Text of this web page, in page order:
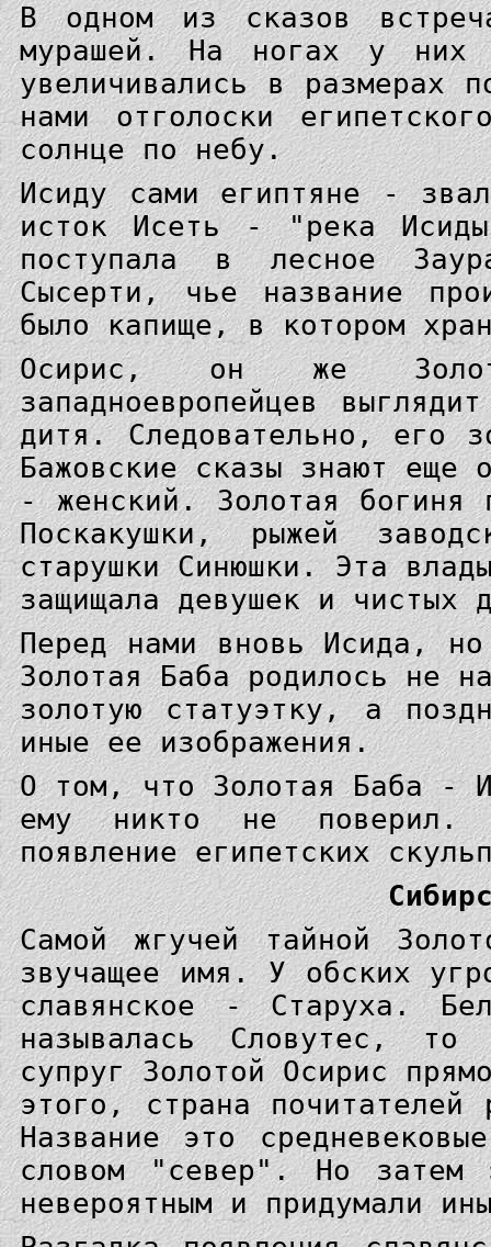
В одном из сказов
мурашей. На ногах у них
увеличивались в размерах
нами отголоски
солнце по небу.
Исиду сами египтяне -
исток Исеть - "река
поступала в лесное
Сысерти, чье название
было капище, в котором
Осирис, он же
западноевропейцев
дитя. Следовательно, его
Бажовские сказы знают еще
- женский. Золотая богиня
Поскакушки, рыжей
старушки Синюшки. Эта
защищала девушек и чистых
Перед нами вновь Исида,
Золотая Баба родилось не
золотую статуэтку, а
иные ее изображения.
О том, что Золотая Баба -
ему никто не поверил.
появление египетских
Самой жгучей тайной
звучащее имя. У обских
славянское - Старуха.
называлась Словутес,
супруг Золотой Осирис
этого, страна почитателей
Название это
словом "север". Но затем
невероятным и придумали